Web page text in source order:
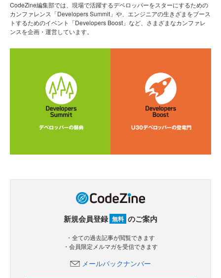
CodeZine編集部では、現場で活躍するデベロッパーをスターにするための
カンファレンス「Developers Summit」や、エンジニアの生きざまをブース
トするためのイベント「Developers Boost」など、さまざまなカンファレ
ンスを企画・運営しています。
新規会員登録 無料 のご案内
・全ての過去記事が閲覧できます
・会員限定メルマガを受信できます
メールバックナンバー